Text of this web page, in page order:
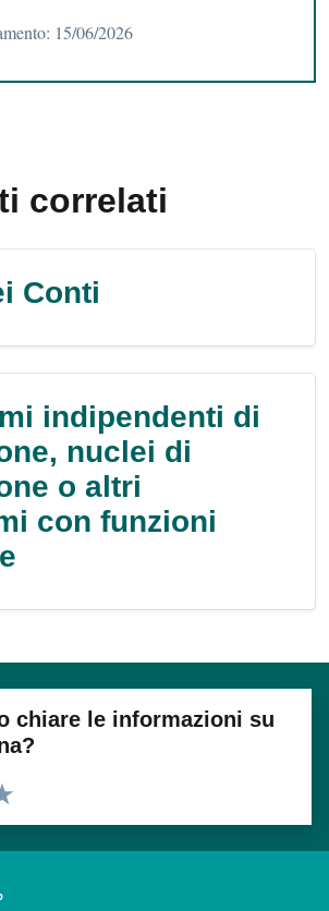
15/06/2026
correlati
Conti
indipendenti di
nuclei di
o altri
con funzioni
chiare le informazioni su